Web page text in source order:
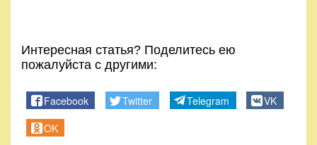
Интересная статья? Поделитесь ею
пожалуйста с другими:
Facebook Twitter Telegram
VK
OK